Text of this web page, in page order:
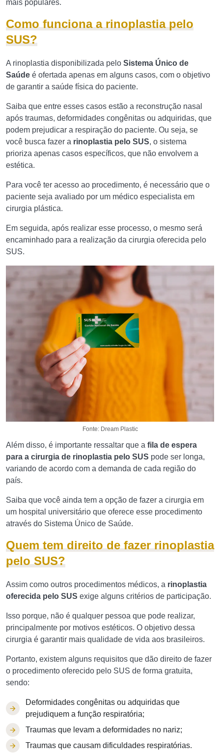
mais populares.
Como funciona a rinoplastia pelo
SUS?
A rinoplastia disponibilizada pelo Sistema Único de
Saúde é ofertada apenas em alguns casos, com o objetivo
de garantir a saúde física do paciente.
Saiba que entre esses casos estão a reconstrução nasal
após traumas, deformidades congênitas ou adquiridas, que
podem prejudicar a respiração do paciente. Ou seja, se
você busca fazer a rinoplastia pelo SUS, o sistema
prioriza apenas casos específicos, que não envolvem a
estética.
Para você ter acesso ao procedimento, é necessário que o
paciente seja avaliado por um médico especialista em
cirurgia plástica.
Em seguida, após realizar esse processo, o mesmo será
encaminhado para a realização da cirurgia oferecida pelo
SUS.
Fonte: Dream Plastic
Além disso, é importante ressaltar que a fila de espera
para a cirurgia de rinoplastia pelo SUS pode ser longa,
variando de acordo com a demanda de cada região do
país.
Saiba que você ainda tem a opção de fazer a cirurgia em
um hospital universitário que oferece esse procedimento
através do Sistema Único de Saúde.
Quem tem direito de fazer rinoplastia
pelo SUS?
Assim como outros procedimentos médicos, a rinoplastia
oferecida pelo SUS exige alguns critérios de participação.
Isso porque, não é qualquer pessoa que pode realizar,
principalmente por motivos estéticos. O objetivo dessa
cirurgia é garantir mais qualidade de vida aos brasileiros.
Portanto, existem alguns requisitos que dão direito de fazer
o procedimento oferecido pelo SUS de forma gratuita,
sendo:
Deformidades congênitas ou adquiridas que
prejudiquem a função respiratória;
Traumas que levam a deformidades no nariz;
Traumas que causam dificuldades respiratórias.